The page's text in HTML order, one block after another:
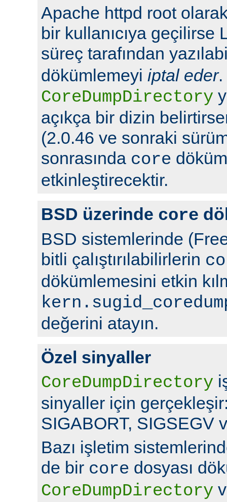
Apache httpd root
bir kullanıcıya geçilirse
süreç tarafından
dökümlemeyi iptal eder.
CoreDumpDirectory
açıkça bir dizin
(2.0.46 ve sonraki
sonrasında core
etkinleştirecektir.
BSD üzerinde core
BSD sistemlerinde
bitli çalıştırılabilirlerin
dökümlemesini etkin
değerini atayın.
Özel sinyaller
CoreDumpDirectory
sinyaller için
SIGABORT, SIGSEGV
Bazı işletim
de bir core dosyası
CoreDumpDirectory